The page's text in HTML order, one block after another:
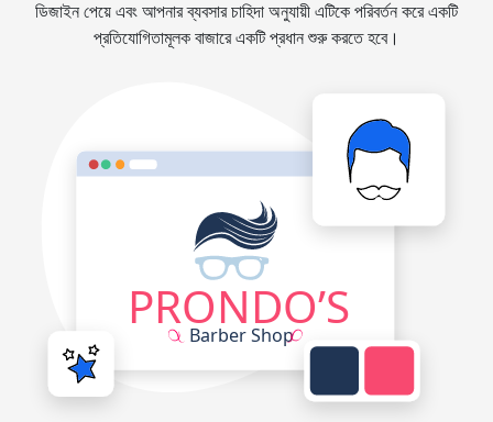
ডিজাইন পেয়ে এবং আপনার ব্যবসার চাহিদা অনুযায়ী এটিকে পরিবর্তন করে একটি
প্রতিযোগিতামূলক বাজারে একটি প্রধান শুরু করতে হবে।